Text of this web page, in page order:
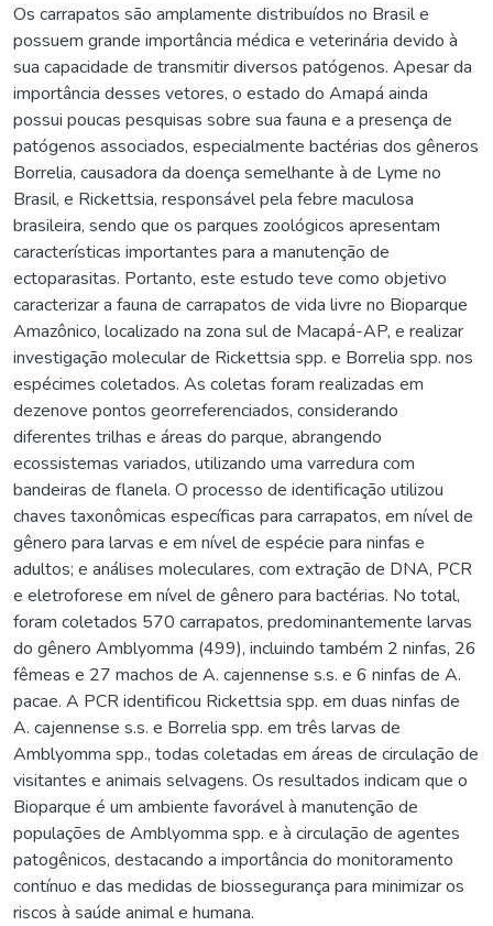
Os carrapatos são amplamente distribuídos no Brasil e
possuem grande importância médica e veterinária devido à
sua capacidade de transmitir diversos patógenos. Apesar da
importância desses vetores, o estado do Amapá ainda
possui poucas pesquisas sobre sua fauna e a presença de
patógenos associados, especialmente bactérias dos gêneros
Borrelia, causadora da doença semelhante à de Lyme no
Brasil, e Rickettsia, responsável pela febre maculosa
brasileira, sendo que os parques zoológicos apresentam
características importantes para a manutenção de
ectoparasitas. Portanto, este estudo teve como objetivo
caracterizar a fauna de carrapatos de vida livre no Bioparque
Amazônico, localizado na zona sul de Macapá-AP, e realizar
investigação molecular de Rickettsia spp. e Borrelia spp. nos
espécimes coletados. As coletas foram realizadas em
dezenove pontos georreferenciados, considerando
diferentes trilhas e áreas do parque, abrangendo
ecossistemas variados, utilizando uma varredura com
bandeiras de flanela. O processo de identificação utilizou
chaves taxonômicas específicas para carrapatos, em nível de
gênero para larvas e em nível de espécie para ninfas e
adultos; e análises moleculares, com extração de DNA, PCR
e eletroforese em nível de gênero para bactérias. No total,
foram coletados 570 carrapatos, predominantemente larvas
do gênero Amblyomma (499), incluindo também 2 ninfas, 26
fêmeas e 27 machos de A. cajennense s.s. e 6 ninfas de A.
pacae. A PCR identificou Rickettsia spp. em duas ninfas de
A. cajennense s.s. e Borrelia spp. em três larvas de
Amblyomma spp., todas coletadas em áreas de circulação de
visitantes e animais selvagens. Os resultados indicam que o
Bioparque é um ambiente favorável à manutenção de
populações de Amblyomma spp. e à circulação de agentes
patogênicos, destacando a importância do monitoramento
contínuo e das medidas de biossegurança para minimizar os
riscos à saúde animal e humana.